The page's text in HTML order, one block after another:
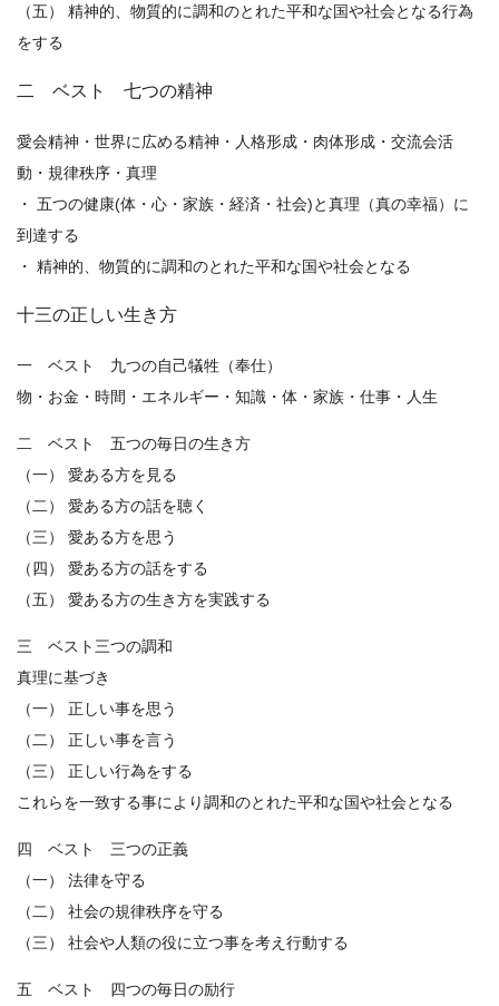
（五） 精神的、物質的に調和のとれた平和な国や社会となる行為
をする
二 ベスト 七つの精神
愛会精神・世界に広める精神・人格形成・肉体形成・交流会活
動・規律秩序・真理
・ 五つの健康(体・心・家族・経済・社会)と真理（真の幸福）に
到達する
・ 精神的、物質的に調和のとれた平和な国や社会となる
十三の正しい生き方
一 ベスト 九つの自己犠牲（奉仕）
物・お金・時間・エネルギー・知識・体・家族・仕事・人生
二 ベスト 五つの毎日の生き方
（一） 愛ある方を見る
（二） 愛ある方の話を聴く
（三） 愛ある方を思う
（四） 愛ある方の話をする
（五） 愛ある方の生き方を実践する
三 ベスト三つの調和
真理に基づき
（一） 正しい事を思う
（二） 正しい事を言う
（三） 正しい行為をする
これらを一致する事により調和のとれた平和な国や社会となる
四 ベスト 三つの正義
（一） 法律を守る
（二） 社会の規律秩序を守る
（三） 社会や人類の役に立つ事を考え行動する
五 ベスト 四つの毎日の励行